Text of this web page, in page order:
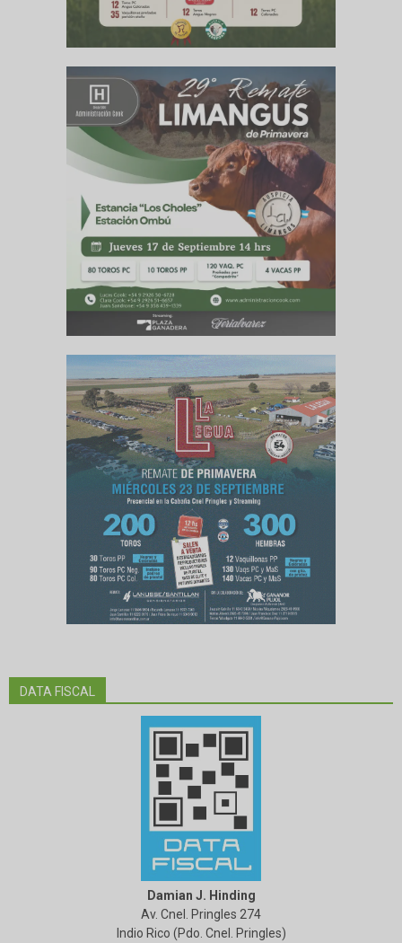
DATA FISCAL
Damian J. Hinding
Av. Cnel. Pringles 274
Indio Rico (Pdo. Cnel. Pringles)